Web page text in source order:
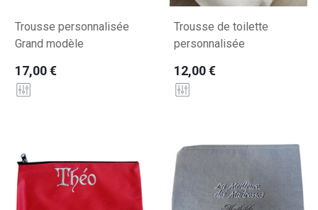
Trousse personnalisée
Grand modèle
17,00 €
Trousse de toilette
personnalisée
12,00 €